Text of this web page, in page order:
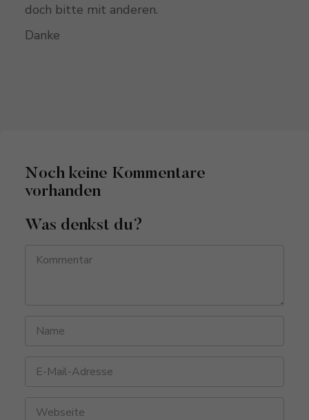
doch bitte mit anderen.
Danke
Noch keine Kommentare
vorhanden
Was denkst du?